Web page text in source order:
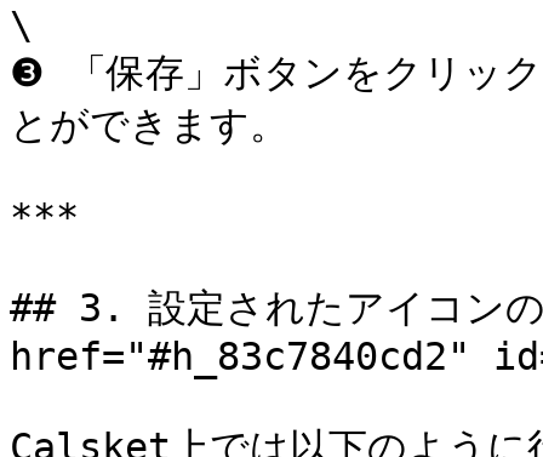
\
❸ 「保存」ボタンをクリッ
とができます。
***
## 3. 設定されたアイコン
href="#h_83c7840cd2"
Calsket上では以下のように